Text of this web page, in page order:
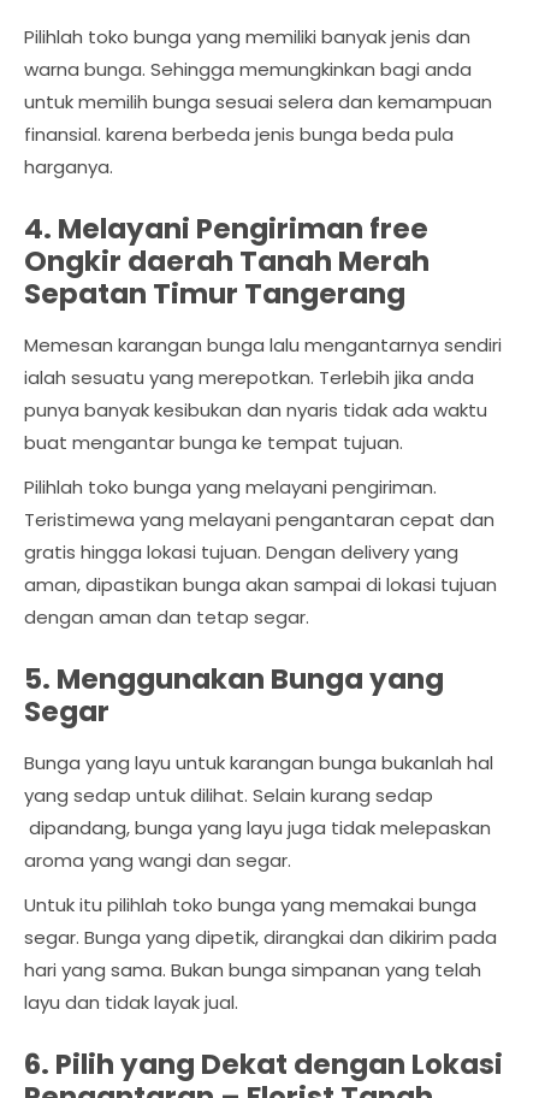
Pilihlah toko bunga yang memiliki banyak jenis dan
warna bunga. Sehingga memungkinkan bagi anda
untuk memilih bunga sesuai selera dan kemampuan
finansial. karena berbeda jenis bunga beda pula
harganya.
4. Melayani Pengiriman free
Ongkir daerah Tanah Merah
Sepatan Timur Tangerang
Memesan karangan bunga lalu mengantarnya sendiri
ialah sesuatu yang merepotkan. Terlebih jika anda
punya banyak kesibukan dan nyaris tidak ada waktu
buat mengantar bunga ke tempat tujuan.
Pilihlah toko bunga yang melayani pengiriman.
Teristimewa yang melayani pengantaran cepat dan
gratis hingga lokasi tujuan. Dengan delivery yang
aman, dipastikan bunga akan sampai di lokasi tujuan
dengan aman dan tetap segar.
5. Menggunakan Bunga yang
Segar
Bunga yang layu untuk karangan bunga bukanlah hal
yang sedap untuk dilihat. Selain kurang sedap
dipandang, bunga yang layu juga tidak melepaskan
aroma yang wangi dan segar.
Untuk itu pilihlah toko bunga yang memakai bunga
segar. Bunga yang dipetik, dirangkai dan dikirim pada
hari yang sama. Bukan bunga simpanan yang telah
layu dan tidak layak jual.
6. Pilih yang Dekat dengan Lokasi